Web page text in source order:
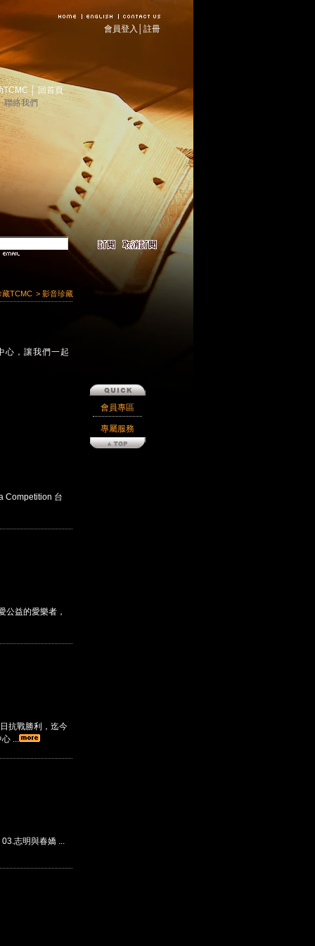
註冊
會員登入
TCMC │ 回首頁
聯絡我們
藏TCMC > 影音珍藏
心，讓我們一起
Competition 台
公益的愛樂者，
抗戰勝利，迄今
...
志明與春嬌 ...
會員專區
專屬服務